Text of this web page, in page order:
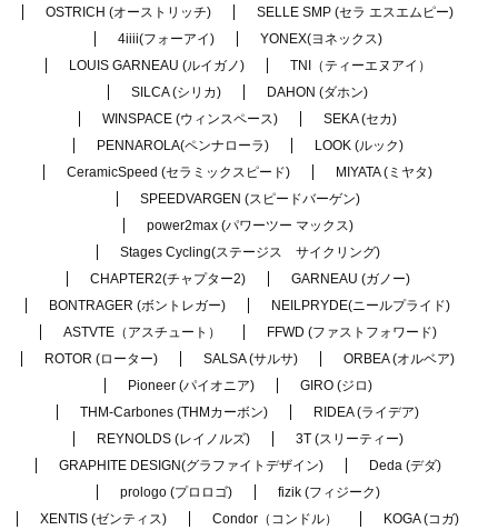
OSTRICH (オーストリッチ)
SELLE SMP (セラ エスエムピー)
4iiii(フォーアイ)
YONEX(ヨネックス)
LOUIS GARNEAU (ルイガノ)
TNI（ティーエヌアイ）
SILCA (シリカ)
DAHON (ダホン)
WINSPACE (ウィンスペース)
SEKA (セカ)
PENNAROLA(ペンナローラ)
LOOK (ルック)
CeramicSpeed (セラミックスピード)
MIYATA (ミヤタ)
SPEEDVARGEN (スピードバーゲン)
power2max (パワーツー マックス)
Stages Cycling(ステージス サイクリング)
CHAPTER2(チャプター2)
GARNEAU (ガノー)
BONTRAGER (ボントレガー)
NEILPRYDE(ニールプライド)
ASTVTE（アスチュート）
FFWD (ファストフォワード)
ROTOR (ローター)
SALSA (サルサ)
ORBEA (オルベア)
Pioneer (パイオニア)
GIRO (ジロ)
THM-Carbones (THMカーボン)
RIDEA (ライデア)
REYNOLDS (レイノルズ)
3T (スリーティー)
GRAPHITE DESIGN(グラファイトデザイン)
Deda (デダ)
prologo (プロロゴ)
fizik (フィジーク)
XENTIS (ゼンティス)
Condor（コンドル）
KOGA (コガ)